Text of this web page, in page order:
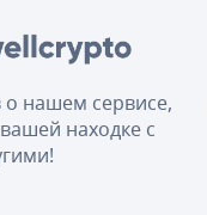
о нашем сервисе,
находке с